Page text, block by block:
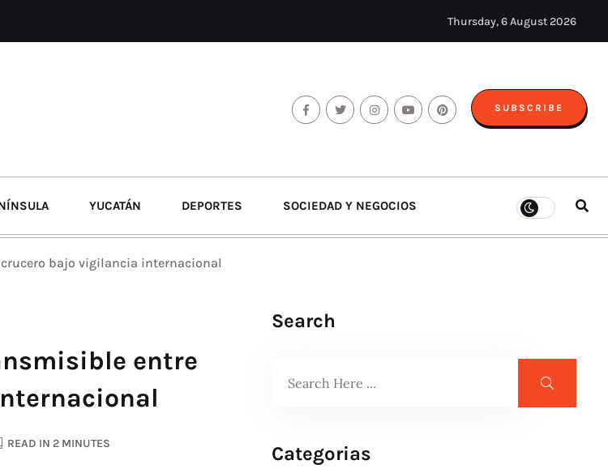
Thursday, 6 August 2026
SUBSCRIBE
YUCATÁN DEPORTES SOCIEDAD Y NEGOCIOS
bajo vigilancia internacional
entre
READ IN 2 MINUTES
Search
Categorias